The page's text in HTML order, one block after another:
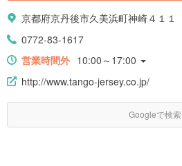
京都府京丹後市久美浜町神崎４１１
0772-83-1617
営業時間外 10:00～17:00
http://www.tango-jersey.co.jp/
Googleで検索